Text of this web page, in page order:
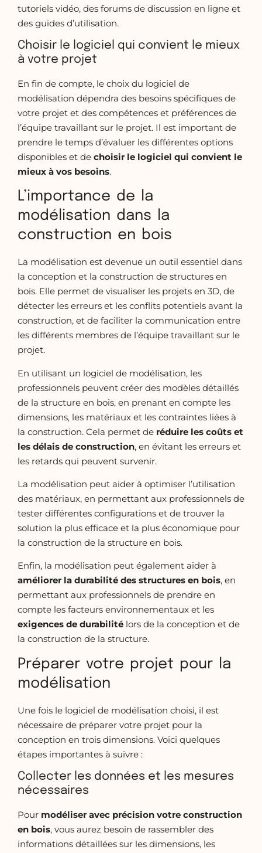
tutoriels vidéo, des forums de discussion en ligne et
des guides d’utilisation.
Choisir le logiciel qui convient le mieux
à votre projet
En fin de compte, le choix du logiciel de
modélisation dépendra des besoins spécifiques de
votre projet et des compétences et préférences de
l’équipe travaillant sur le projet. Il est important de
prendre le temps d’évaluer les différentes options
disponibles et de choisir le logiciel qui convient le
mieux à vos besoins.
L’importance de la
modélisation dans la
construction en bois
La modélisation est devenue un outil essentiel dans
la conception et la construction de structures en
bois. Elle permet de visualiser les projets en 3D, de
détecter les erreurs et les conflits potentiels avant la
construction, et de faciliter la communication entre
les différents membres de l’équipe travaillant sur le
projet.
En utilisant un logiciel de modélisation, les
professionnels peuvent créer des modèles détaillés
de la structure en bois, en prenant en compte les
dimensions, les matériaux et les contraintes liées à
la construction. Cela permet de réduire les coûts et
les délais de construction, en évitant les erreurs et
les retards qui peuvent survenir.
La modélisation peut aider à optimiser l’utilisation
des matériaux, en permettant aux professionnels de
tester différentes configurations et de trouver la
solution la plus efficace et la plus économique pour
la construction de la structure en bois.
Enfin, la modélisation peut également aider à
améliorer la durabilité des structures en bois, en
permettant aux professionnels de prendre en
compte les facteurs environnementaux et les
exigences de durabilité lors de la conception et de
la construction de la structure.
Préparer votre projet pour la
modélisation
Une fois le logiciel de modélisation choisi, il est
nécessaire de préparer votre projet pour la
conception en trois dimensions. Voici quelques
étapes importantes à suivre :
Collecter les données et les mesures
nécessaires
Pour modéliser avec précision votre construction
en bois, vous aurez besoin de rassembler des
informations détaillées sur les dimensions, les